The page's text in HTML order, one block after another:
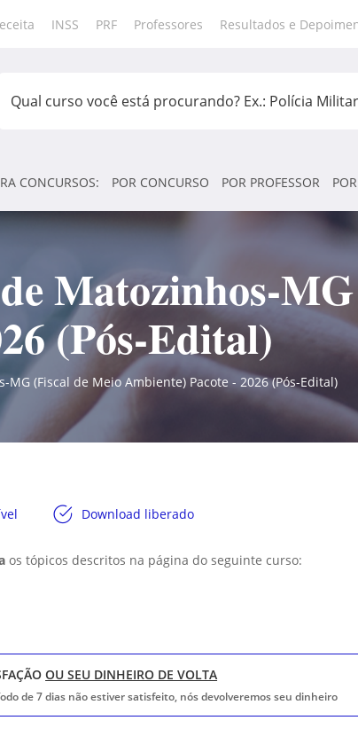
INSS PRF Professores Resultados e
CONCURSOS: POR CONCURSO POR PROFESSOR
Matozinhos-
(Pós-Edital)
(Fiscal de Meio Ambiente) Pacote - 2026 (Pós-Edital)
Download liberado
os tópicos descritos na página do seguinte curso:
OU SEU DINHEIRO DE VOLTA
de 7 dias não estiver satisfeito, nós devolveremos seu dinheiro